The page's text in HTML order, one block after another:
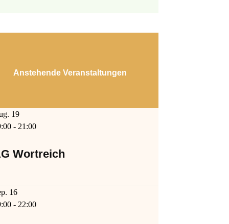
Anstehende Veranstaltungen
19
- 21:00
Wortreich
16
- 22:00